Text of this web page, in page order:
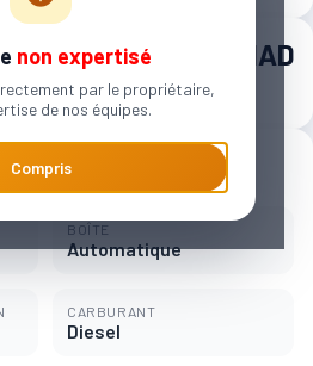
non expertisé
par le propriétaire,
de nos équipes.
Compris
260 000 MAD
4 052 MAD / mois
BOÎTE
Automatique
CARBURANT
Diesel